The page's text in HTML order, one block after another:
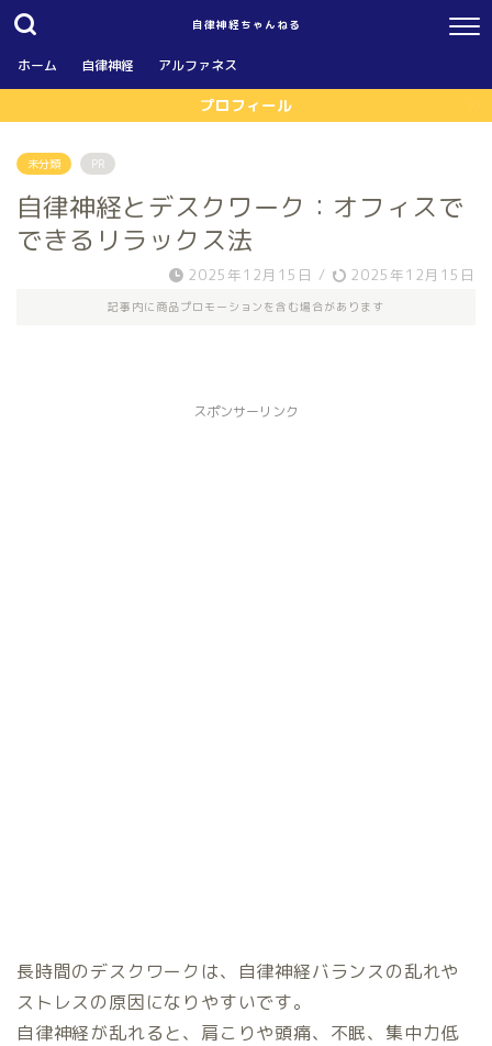
自律神経ちゃんねる
ホーム 自律神経 アルファネス
プロフィール
未分類 PR
自律神経とデスクワーク：オフィスで
できるリラックス法
2025年12月15日 / 2025年12月15日
記事内に商品プロモーションを含む場合があります
スポンサーリンク
長時間のデスクワークは、自律神経バランスの乱れや
ストレスの原因になりやすいです。
自律神経が乱れると、肩こりや頭痛、不眠、集中力低